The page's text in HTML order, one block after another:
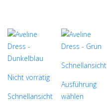
Nicht vorrätig
Schnellansicht
Schnellansicht
Ausführung
wählen